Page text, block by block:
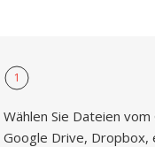
1
Wählen Sie Dateien
Google Drive, Dropbox,